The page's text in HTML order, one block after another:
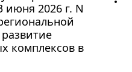
июня 2026 г. N
комплексов в